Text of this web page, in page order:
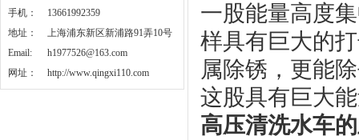
手机：
13661992359
地址：
上海浦东新区新浦路91弄10号
Email:
h1977526@163.com
网址：
http://www.qingxi110.com
一股能量高度
样具有巨大的
属除锈，更能
这股具有巨大
高压清洗水车